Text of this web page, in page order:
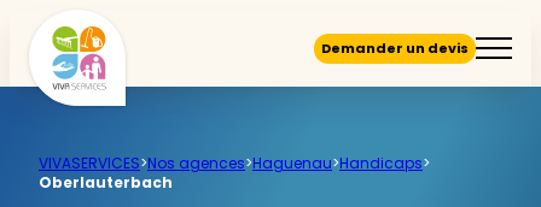
Demander un devis
VIVASERVICES>Nos agences>Haguenau>Handicaps>
Oberlauterbach